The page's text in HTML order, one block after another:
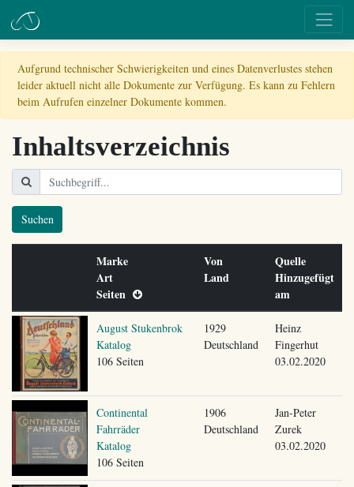
Aufgrund technischer Schwierigkeiten und eines Datenverlustes stehen
leider aktuell nicht alle Dokumente zur Verfügung. Es kann zu Fehlern
beim Aufrufen einzelner Dokumente kommen.
Inhaltsverzeichnis
Suchen
Marke
Art
Seiten
Von
Land
Quelle
Hinzugefügt
am
August Stukenbrok
Katalog
106 Seiten
1929
Deutschland
Heinz
Fingerhut
03.02.2020
Continental
Fahrräder
Katalog
106 Seiten
1906
Deutschland
Jan-Peter
Zurek
03.02.2020